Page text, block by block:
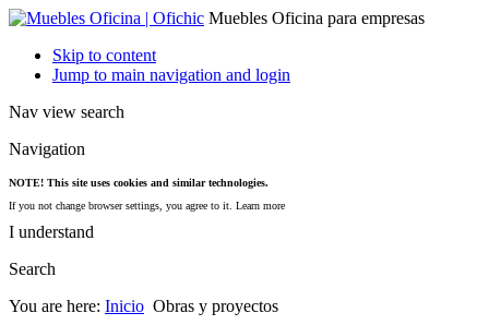
Muebles Oficina para empresas
Skip to content
Jump to main navigation and login
Nav view search
Navigation
NOTE! This site uses cookies and similar technologies.
If you not change browser settings, you agree to it. Learn more
I understand
Search
You are here: Inicio Obras y proyectos